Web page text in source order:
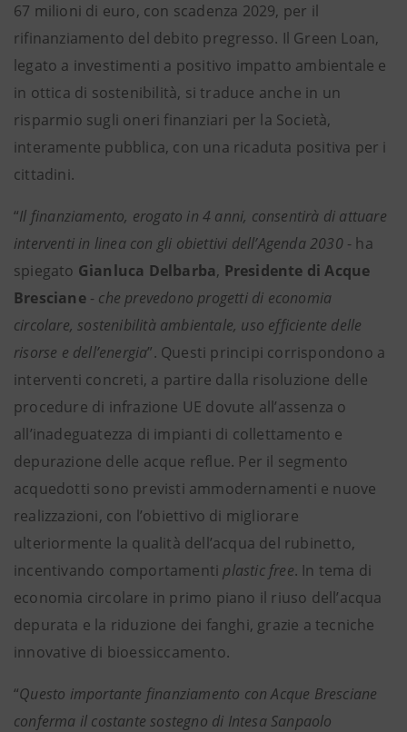
67 milioni di euro, con scadenza 2029, per il
rifinanziamento del debito pregresso. Il Green Loan,
legato a investimenti a positivo impatto ambientale e
in ottica di sostenibilità, si traduce anche in un
risparmio sugli oneri finanziari per la Società,
interamente pubblica, con una ricaduta positiva per i
cittadini.
“Il finanziamento, erogato in 4 anni, consentirà di attuare
interventi in linea con gli obiettivi dell’Agenda 2030 - ha
spiegato Gianluca Delbarba, Presidente di Acque
Bresciane - che prevedono progetti di economia
circolare, sostenibilità ambientale, uso efficiente delle
risorse e dell’energia”. Questi principi corrispondono a
interventi concreti, a partire dalla risoluzione delle
procedure di infrazione UE dovute all’assenza o
all’inadeguatezza di impianti di collettamento e
depurazione delle acque reflue. Per il segmento
acquedotti sono previsti ammodernamenti e nuove
realizzazioni, con l’obiettivo di migliorare
ulteriormente la qualità dell’acqua del rubinetto,
incentivando comportamenti plastic free. In tema di
economia circolare in primo piano il riuso dell’acqua
depurata e la riduzione dei fanghi, grazie a tecniche
innovative di bioessiccamento.
“Questo importante finanziamento con Acque Bresciane
conferma il costante sostegno di Intesa Sanpaolo